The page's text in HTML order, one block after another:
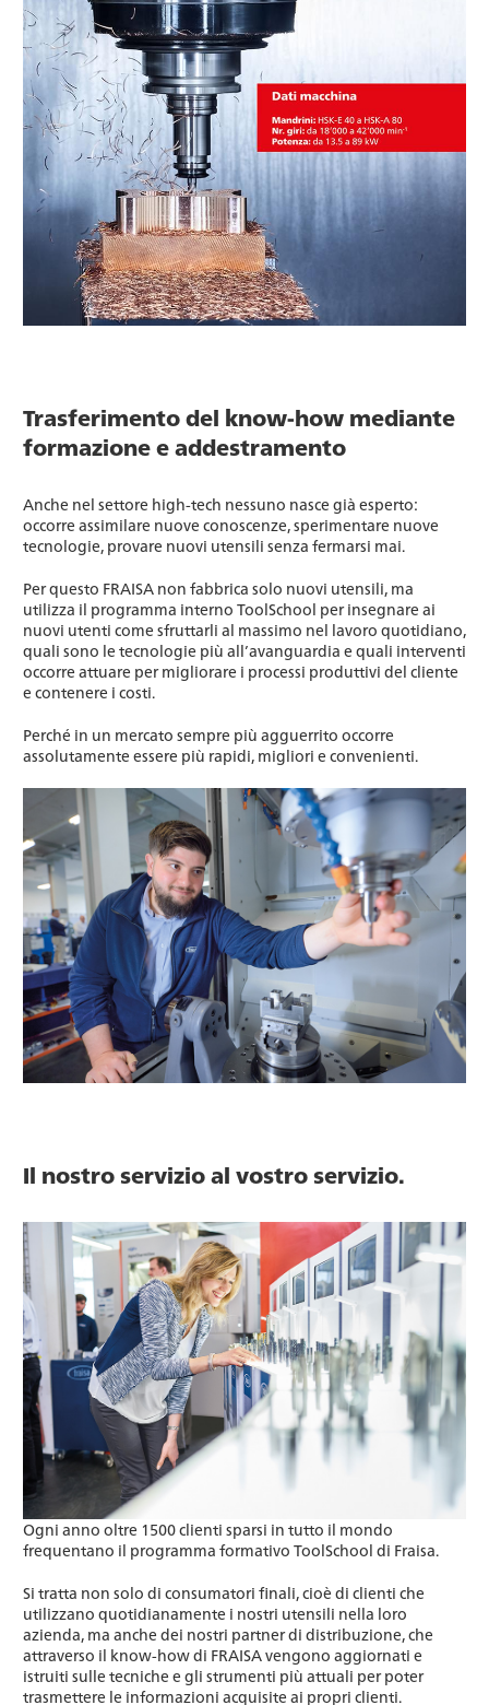
Trasferimento del know-how mediante
formazione e addestramento
Anche nel settore high-tech nessuno nasce già esperto:
occorre assimilare nuove conoscenze, sperimentare nuove
tecnologie, provare nuovi utensili senza fermarsi mai.
Per questo FRAISA non fabbrica solo nuovi utensili, ma
utilizza il programma interno ToolSchool per insegnare ai
nuovi utenti come sfruttarli al massimo nel lavoro quotidiano,
quali sono le tecnologie più all’avanguardia e quali interventi
occorre attuare per migliorare i processi produttivi del cliente
e contenere i costi.
Perché in un mercato sempre più agguerrito occorre
assolutamente essere più rapidi, migliori e convenienti.
Il nostro servizio al vostro servizio.
Ogni anno oltre 1500 clienti sparsi in tutto il mondo
frequentano il programma formativo ToolSchool di Fraisa.
Si tratta non solo di consumatori finali, cioè di clienti che
utilizzano quotidianamente i nostri utensili nella loro
azienda, ma anche dei nostri partner di distribuzione, che
attraverso il know-how di FRAISA vengono aggiornati e
istruiti sulle tecniche e gli strumenti più attuali per poter
trasmettere le informazioni acquisite ai propri clienti.